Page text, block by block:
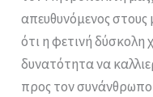
απευθυνόμενος στους
ότι η φετινή δύσκολη
δυνατότητα να
προς τον συνάνθρωπο